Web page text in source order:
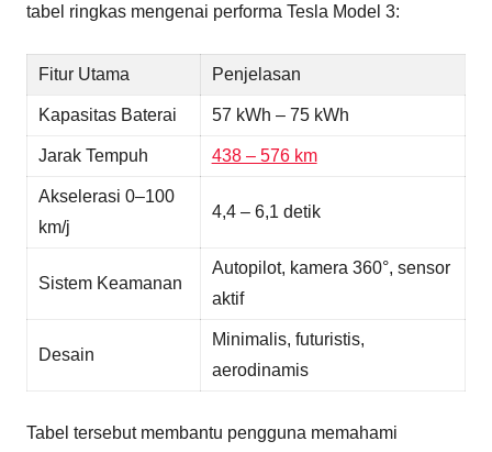
tabel ringkas mengenai performa Tesla Model 3:
Fitur Utama Penjelasan
Kapasitas Baterai 57 kWh – 75 kWh
Jarak Tempuh 438 – 576 km
Akselerasi 0–100
km/j
4,4 – 6,1 detik
Sistem Keamanan
Autopilot, kamera 360°, sensor
aktif
Desain
Minimalis, futuristis,
aerodinamis
Tabel tersebut membantu pengguna memahami